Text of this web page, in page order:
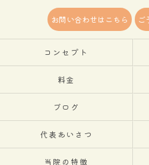
お問い合わせはこちら ご
コンセプト
料金
ブログ
代表あいさつ
当院の特徴